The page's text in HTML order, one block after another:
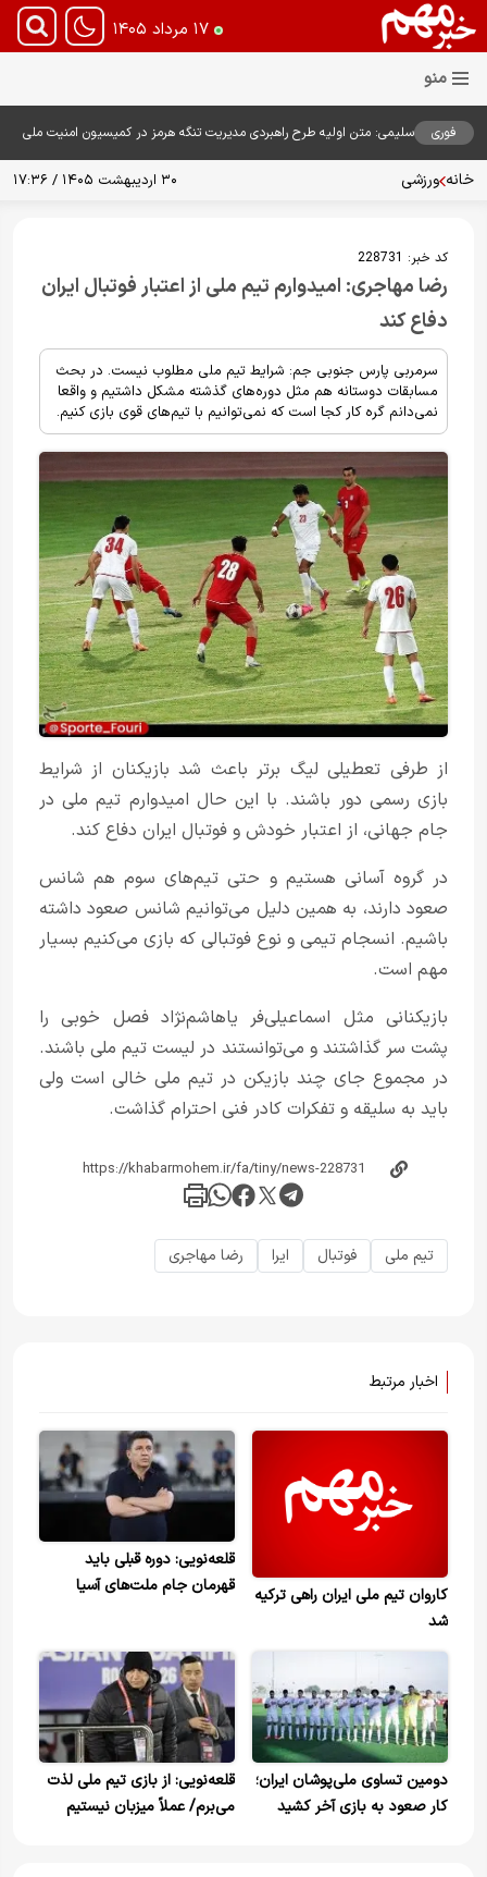
۱۷ مرداد ۱۴۰۵
فوری
سلیمی: متن اولیه طرح راهبردی مدیریت تنگه هرمز در کمیسیون امنیت ملی
خانه ورزشی ۳۰ اردیبهشت ۱۴۰۵ / ۱۷:۳۶
کد خبر: 228731
رضا مهاجری: امیدوارم تیم ملی از اعتبار فوتبال ایران
دفاع کند
سرمربی پارس جنوبی جم: شرایط تیم ملی مطلوب نیست. در بحث
مسابقات دوستانه هم مثل دوره‌های گذشته مشکل داشتیم و واقعا
نمی‌دانم گره کار کجا است که نمی‌توانیم با تیم‌های قوی بازی کنیم.
از طرفی تعطیلی لیگ برتر باعث شد بازیکنان از شرایط
بازی رسمی دور باشند. با این حال امیدوارم تیم ملی در
جام جهانی، از اعتبار خودش و فوتبال ایران دفاع کند.
در گروه آسانی هستیم و حتی تیم‌های سوم هم شانس
صعود دارند، به همین دلیل می‌توانیم شانس صعود داشته
باشیم. انسجام تیمی و نوع فوتبالی که بازی می‌کنیم بسیار
مهم است.
بازیکنانی مثل اسماعیلی‌فر یا‌هاشم‌نژاد فصل خوبی را
پشت سر گذاشتند و می‌توانستند در لیست تیم ملی باشند.
در مجموع جای چند بازیکن در تیم ملی خالی است ولی
باید به سلیقه و تفکرات کادر فنی احترام گذاشت.
تیم ملی فوتبال ایرا رضا مهاجری
اخبار مرتبط
کاروان تیم ملی ایران راهی ترکیه
شد
قلعه‌نویی: دوره قبلی باید
قهرمان جام ملت‌های آسیا
دومین تساوی ملی‌پوشان ایران؛
کار صعود به بازی آخر کشید
قلعه‌نویی: از بازی تیم ملی لذت
می‌برم/ عملاً میزبان نیستیم